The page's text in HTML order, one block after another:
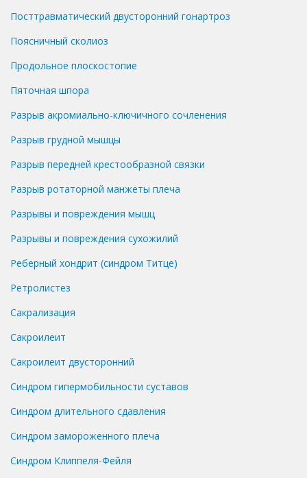
Посттравматический двусторонний гонартроз
Поясничный сколиоз
Продольное плоскостопие
Пяточная шпора
Разрыв акромиально-ключичного сочленения
Разрыв грудной мышцы
Разрыв передней крестообразной связки
Разрыв ротаторной манжеты плеча
Разрывы и повреждения мышц
Разрывы и повреждения сухожилий
Реберный хондрит (синдром Титце)
Ретролистез
Сакрализация
Сакроилеит
Сакроилеит двусторонний
Синдром гипермобильности суставов
Синдром длительного сдавления
Синдром замороженного плеча
Синдром Клиппеля-Фейля